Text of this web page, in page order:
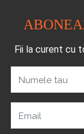
Fii la curent cu
Numele tau
Email